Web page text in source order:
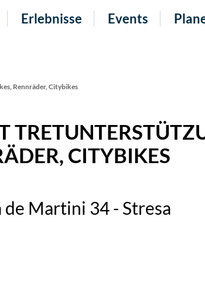
Erlebnisse Events
Rennräder, Citybikes
CITYBIKES
de Martini 34 - Stresa